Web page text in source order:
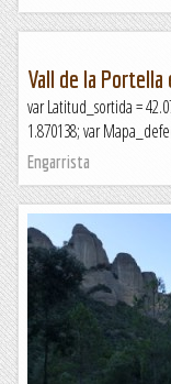
Vall de la Portella
var Latitud_sortida =
1.870138; var
Engarrista